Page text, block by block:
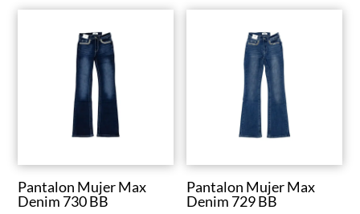
Pantalon Mujer Max
Denim 730 BB
Pantalon Mujer Max
Denim 729 BB